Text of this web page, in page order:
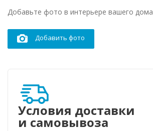
Добавьте фото в интерьере вашего дома
Добавить фото
Условия доставки
и самовывоза